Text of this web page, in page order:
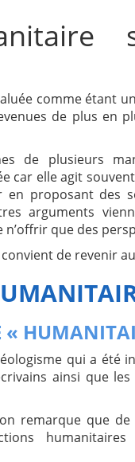
comme étant
de plus en
de plusieurs
car elle agit
proposant des
arguments
n’offrir que des
de revenir
«
qui a été
ainsi que
on remarque que